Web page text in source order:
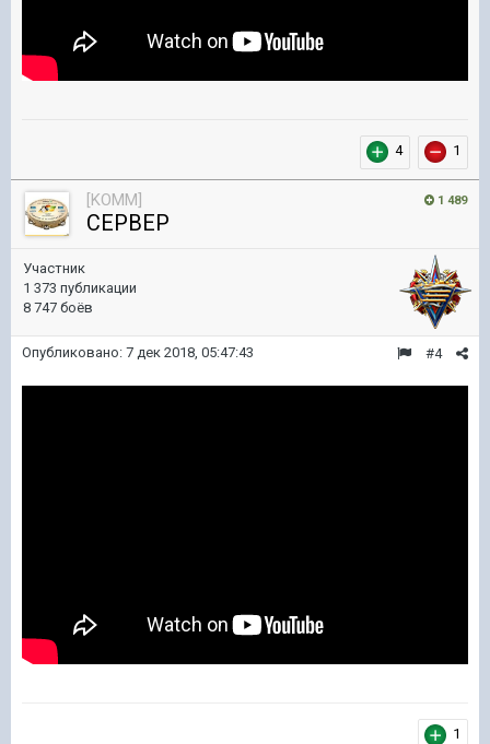
4 1
1 489
[KOMM]
CEPBEP
Участник
1 373 публикации
8 747 боёв
#4
Опубликовано: 7 дек 2018, 05:47:43
1